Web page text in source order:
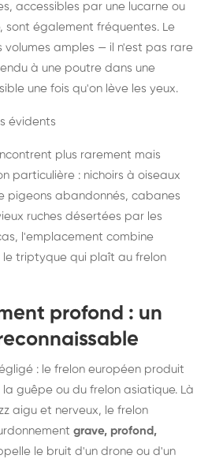
accessibles par une lucarne ou
sont également fréquentes. Le
volumes amples — il n'est pas rare
à une poutre dans une
une fois qu'on lève les yeux.
évidents
plus rarement mais
particulière : nichoirs à oiseaux
pigeons abandonnés, cabanes
ruches désertées par les
l'emplacement combine
le triptyque qui plaît au frelon
profond : un
: le frelon européen produit
guêpe ou du frelon asiatique. Là
aigu et nerveux, le frelon
grave, profond,
le bruit d'un drone ou d'un